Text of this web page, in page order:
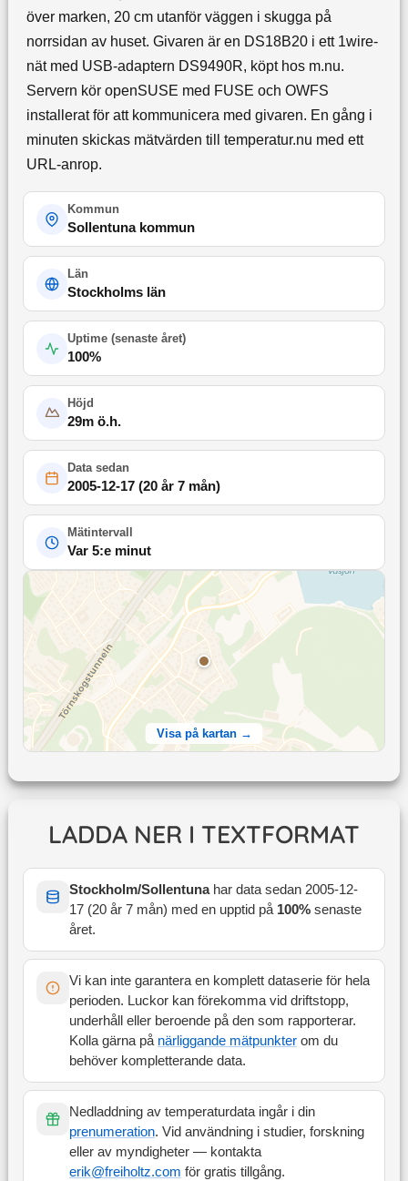
över marken, 20 cm utanför väggen i skugga på
norrsidan av huset. Givaren är en DS18B20 i ett 1wire-
nät med USB-adaptern DS9490R, köpt hos m.nu.
Servern kör openSUSE med FUSE och OWFS
installerat för att kommunicera med givaren. En gång i
minuten skickas mätvärden till temperatur.nu med ett
URL-anrop.
Kommun
Sollentuna kommun
Län
Stockholms län
Uptime (senaste året)
100%
Höjd
29m ö.h.
Data sedan
2005-12-17(20 år 7 mån)
Mätintervall
Var 5:e minut
Visa på kartan →
LADDA NER I TEXTFORMAT
Stockholm/Sollentunahar data sedan 2005-12-
17(20 år 7 mån) med en upptid på 100% senaste
året.
Vi kan inte garantera en komplett dataserie för hela
perioden. Luckor kan förekomma vid driftstopp,
underhåll eller beroende på den som rapporterar.
Kolla gärna på närliggande mätpunkterom du
behöver kompletterande data.
Nedladdning av temperaturdata ingår i din
prenumeration. Vid användning i studier, forskning
eller av myndigheter — kontakta
erik@freiholtz.com för gratis tillgång.